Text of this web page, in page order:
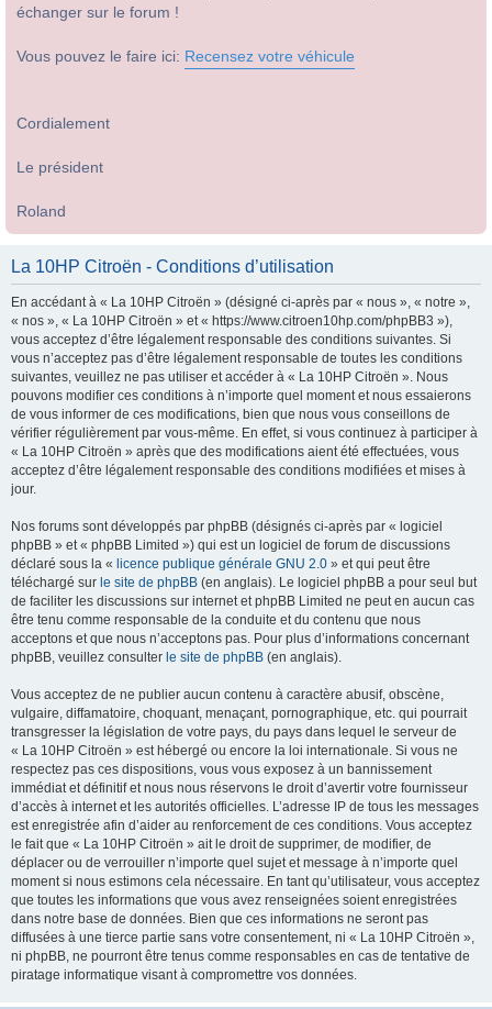
échanger sur le forum !
Vous pouvez le faire ici: Recensez votre véhicule
Cordialement
Le président
Roland
La 10HP Citroën - Conditions d’utilisation
En accédant à « La 10HP Citroën » (désigné ci-après par « nous », « notre »,
« nos », « La 10HP Citroën » et « https://www.citroen10hp.com/phpBB3 »),
vous acceptez d’être légalement responsable des conditions suivantes. Si
vous n’acceptez pas d’être légalement responsable de toutes les conditions
suivantes, veuillez ne pas utiliser et accéder à « La 10HP Citroën ». Nous
pouvons modifier ces conditions à n’importe quel moment et nous essaierons
de vous informer de ces modifications, bien que nous vous conseillons de
vérifier régulièrement par vous-même. En effet, si vous continuez à participer à
« La 10HP Citroën » après que des modifications aient été effectuées, vous
acceptez d’être légalement responsable des conditions modifiées et mises à
jour.
Nos forums sont développés par phpBB (désignés ci-après par « logiciel
phpBB » et « phpBB Limited ») qui est un logiciel de forum de discussions
déclaré sous la « licence publique générale GNU 2.0 » et qui peut être
téléchargé sur le site de phpBB (en anglais). Le logiciel phpBB a pour seul but
de faciliter les discussions sur internet et phpBB Limited ne peut en aucun cas
être tenu comme responsable de la conduite et du contenu que nous
acceptons et que nous n’acceptons pas. Pour plus d’informations concernant
phpBB, veuillez consulter le site de phpBB (en anglais).
Vous acceptez de ne publier aucun contenu à caractère abusif, obscène,
vulgaire, diffamatoire, choquant, menaçant, pornographique, etc. qui pourrait
transgresser la législation de votre pays, du pays dans lequel le serveur de
« La 10HP Citroën » est hébergé ou encore la loi internationale. Si vous ne
respectez pas ces dispositions, vous vous exposez à un bannissement
immédiat et définitif et nous nous réservons le droit d’avertir votre fournisseur
d’accès à internet et les autorités officielles. L’adresse IP de tous les messages
est enregistrée afin d’aider au renforcement de ces conditions. Vous acceptez
le fait que « La 10HP Citroën » ait le droit de supprimer, de modifier, de
déplacer ou de verrouiller n’importe quel sujet et message à n’importe quel
moment si nous estimons cela nécessaire. En tant qu’utilisateur, vous acceptez
que toutes les informations que vous avez renseignées soient enregistrées
dans notre base de données. Bien que ces informations ne seront pas
diffusées à une tierce partie sans votre consentement, ni « La 10HP Citroën »,
ni phpBB, ne pourront être tenus comme responsables en cas de tentative de
piratage informatique visant à compromettre vos données.